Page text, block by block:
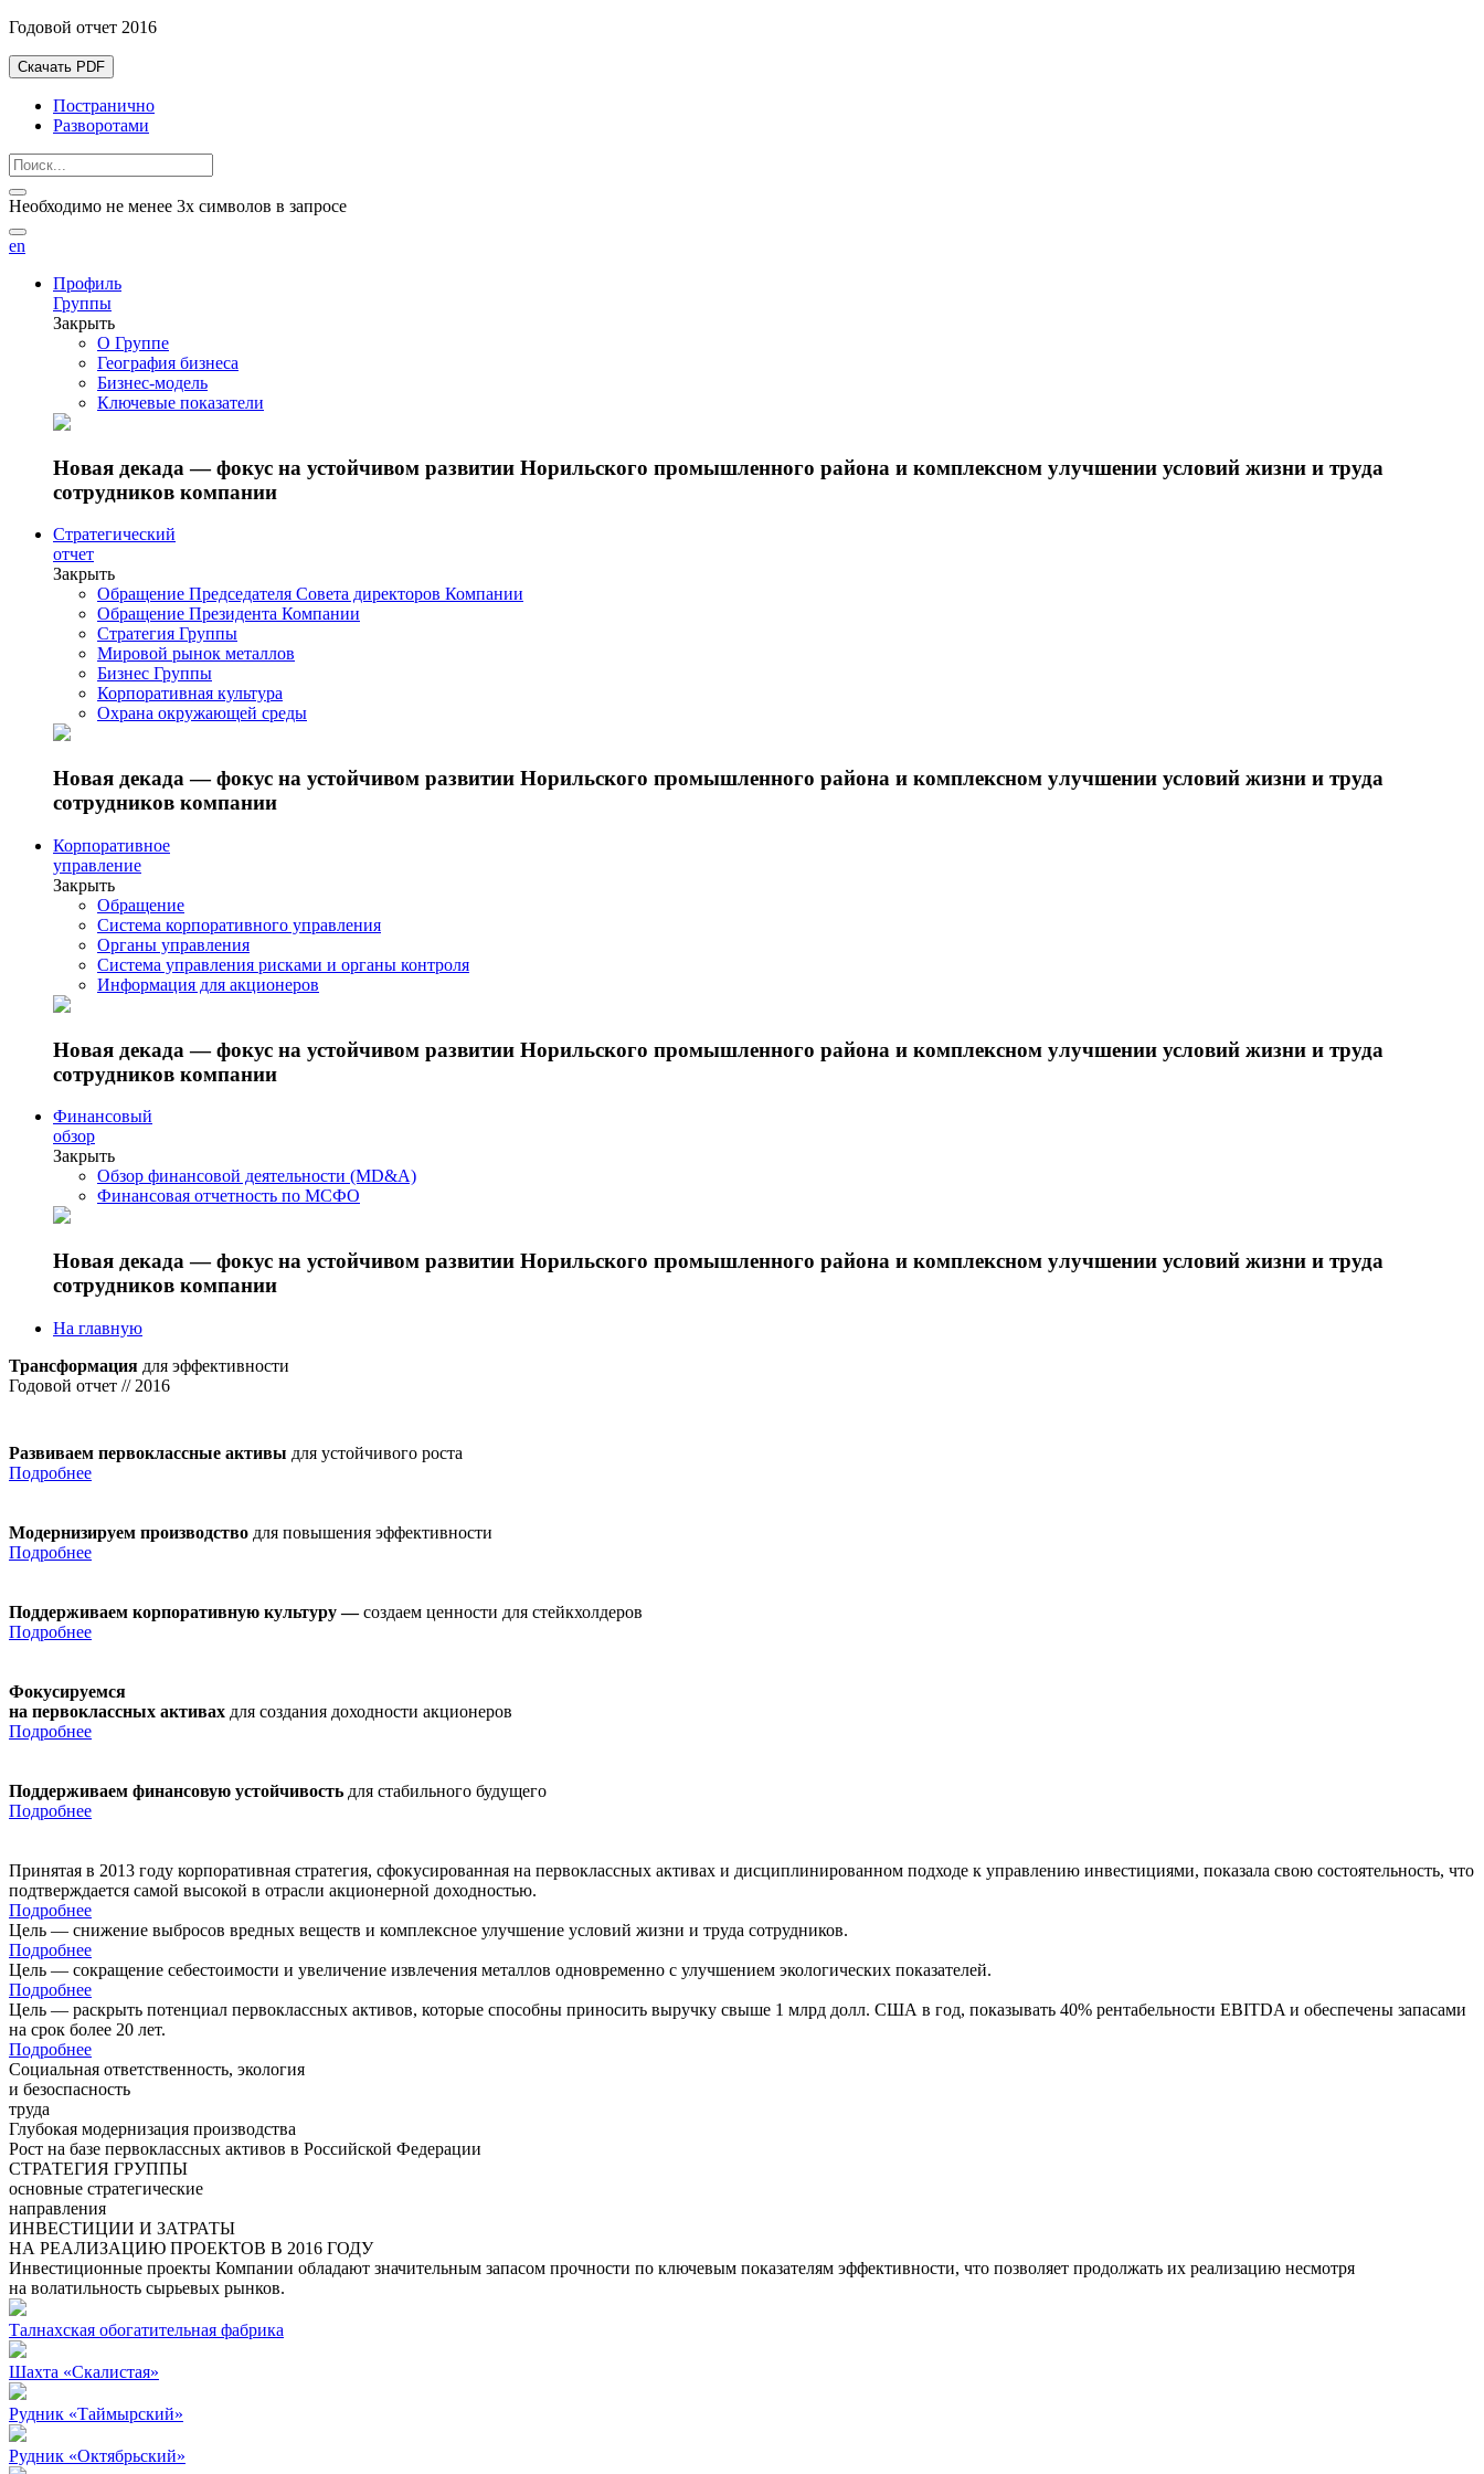
Годовой отчет 2016
Скачать PDF
Постранично
Разворотами
Необходимо не менее 3х символов в запросе
en
Профиль
Группы
Закрыть
О Группе
География бизнеса
Бизнес-модель
Ключевые показатели
Новая декада — фокус на устойчивом развитии Норильского промышленного района и комплексном улучшении условий жизни и труда
сотрудников компании
Стратегический
отчет
Закрыть
Обращение Председателя Совета директоров Компании
Обращение Президента Компании
Стратегия Группы
Мировой рынок металлов
Бизнес Группы
Корпоративная культура
Охрана окружающей среды
Новая декада — фокус на устойчивом развитии Норильского промышленного района и комплексном улучшении условий жизни и труда
сотрудников компании
Корпоративное
управление
Закрыть
Обращение
Система корпоративного управления
Органы управления
Система управления рисками и органы контроля
Информация для акционеров
Новая декада — фокус на устойчивом развитии Норильского промышленного района и комплексном улучшении условий жизни и труда
сотрудников компании
Финансовый
обзор
Закрыть
Обзор финансовой деятельности (MD&A)
Финансовая отчетность по МСФО
Новая декада — фокус на устойчивом развитии Норильского промышленного района и комплексном улучшении условий жизни и труда
сотрудников компании
На главную
Трансформация для эффективности
Годовой отчет // 2016
Развиваем первоклассные активы для устойчивого роста
Подробнее
Модернизируем производство для повышения эффективности
Подробнее
Поддерживаем корпоративную культуру —создаем ценности для стейкхолдеров
Подробнее
Фокусируемся
на первоклассных активах для создания доходности акционеров
Подробнее
Поддерживаем финансовую устойчивость для стабильного будущего
Подробнее
Принятая в 2013 году корпоративная стратегия, сфокусированная на первоклассных активах и дисциплинированном подходе к управлению инвестициями, показала свою состоятельность, что
подтверждается самой высокой в отрасли акционерной доходностью.
Подробнее
Цель — снижение выбросов вредных веществ и комплексное улучшение условий жизни и труда сотрудников.
Подробнее
Цель — сокращение себестоимости и увеличение извлечения металлов одновременно с улучшением экологических показателей.
Подробнее
Цель — раскрыть потенциал первоклассных активов, которые способны приносить выручку свыше 1 млрд долл. США в год, показывать 40% рентабельности EBITDA и обеспечены запасами
на срок более 20 лет.
Подробнее
Социальная ответственность, экология
и безоспасность
труда
Глубокая модернизация производства
Рост на базе первоклассных активов в Российской Федерации
СТРАТЕГИЯ ГРУППЫ
основные стратегические
направления
ИНВЕСТИЦИИ И ЗАТРАТЫ
НА РЕАЛИЗАЦИЮ ПРОЕКТОВ В 2016 ГОДУ
Инвестиционные проекты Компании обладают значительным запасом прочности по ключевым показателям эффективности, что позволяет продолжать их реализацию несмотря
на волатильность сырьевых рынков.
Талнахская обогатительная фабрика
Шахта «Скалистая»
Рудник «Таймырский»
Рудник «Октябрьский»